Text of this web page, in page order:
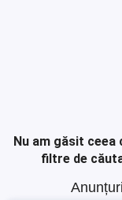
Nu am găsit ceea
filtre de